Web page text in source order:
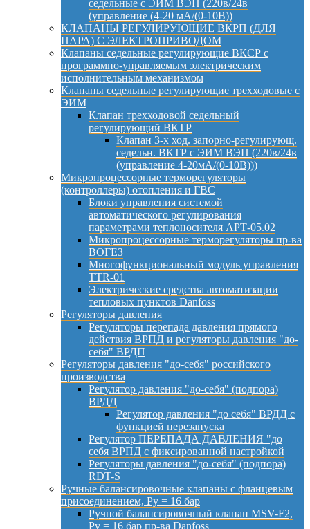
седельные с ЭИМ ВЭП (220в/24в
(управление (4-20 мА/(0-10В))
КЛАПАНЫ РЕГУЛИРУЮЩИЕ ВКРП (ДЛЯ
ПАРА) С ЭЛЕКТРОПРИВОДОМ
Клапаны седельные регулирующие ВКСР с
программно-управляемым электрическим
исполнительным механизмом
Клапаны седельные регулирующие трехходовые с
ЭИМ
Клапан трехходовой седельный
регулирующий ВКТР
Клапан 3-х ход. запорно-регулирующ.
седельн. ВКТР с ЭИМ ВЭП (220в/24в
(управление 4-20мА/(0-10В)))
Микропроцессорные терморегуляторы
(контроллеры) отопления и ГВС
Блоки управления системой
автоматического регулирования
параметрами теплоносителя АРТ-05.02
Микропроцессорные терморегуляторы пр-ва
ВОГЕЗ
Многофункциональный модуль управления
TTR-01
Электрические средства автоматизации
тепловых пунктов Danfoss
Регуляторы давления
Регуляторы перепада давления прямого
действия ВРПД и регуляторы давления "до-
себя" ВРДП
Регуляторы давления "до-себя" российского
производства
Регулятор давления "до-себя" (подпора)
ВРДД
Регулятор давления "до себя" ВРДД с
функцией перезапуска
Регулятор ПЕРЕПАДА ДАВЛЕНИЯ "до
себя ВРПД с фиксированной настройкой
Регуляторы давления "до-себя" (подпора)
RDT-S
Ручные балансировочные клапаны с фланцевым
присоединением, Py = 16 бар
Ручной балансировочный клапан MSV-F2,
Py = 16 бар пр-ва Danfoss